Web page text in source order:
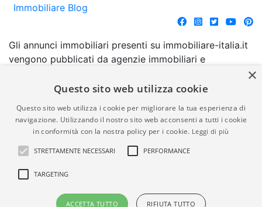
Immobiliare Blog
Gli annunci immobiliari presenti su immobiliare-italia.it
vengono pubblicati da agenzie immobiliari e
comporta l'approvazione o l'avallo da parte di
garanzia da parte di quest'ultima. immobiliare-italia.it
quindi non è responsabile della veridicità, della
correttezza, della completezza, della normativa in
materia di privacy e/o di alcun altro aspetto dei
suddetti annunci.
© Copyright 2007 - 2026
Powered by
×
Questo sito web utilizza cookie
Questo sito web utilizza i cookie per migliorare la tua esperienza di
navigazione. Utilizzando il nostro sito web acconsenti a tutti i cookie
in conformità con la nostra policy per i cookie. Leggi di più
STRETTAMENTE NECESSARI PERFORMANCE
TARGETING
ACCETTA TUTTO RIFIUTA TUTTO